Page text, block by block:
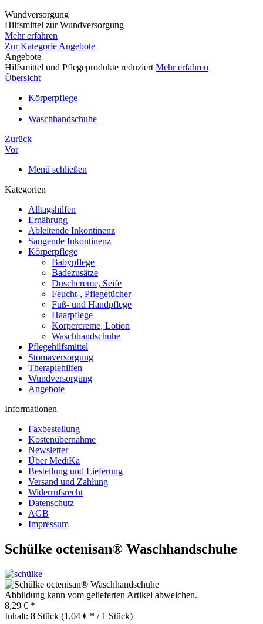
Wundversorgung
Hilfsmittel zur Wundversorgung
Mehr erfahren
Zur Kategorie Angebote
Angebote
Hilfsmittel und Pflegeprodukte reduziert Mehr erfahren
Übersicht
Körperpflege
Waschhandschuhe
Zurück
Vor
Menü schließen
Kategorien
Alltagshilfen
Ernährung
Ableitende Inkontinenz
Saugende Inkontinenz
Körperpflege
Babypflege
Badezusätze
Duschcreme, Seife
Feucht-, Pflegetücher
Fuß- und Handpflege
Haarpflege
Körpercreme, Lotion
Waschhandschuhe
Pflegehilfsmittel
Stomaversorgung
Therapiehilfen
Wundversorgung
Angebote
Informationen
Faxbestellung
Kostenübernahme
Newsletter
Über MediKa
Bestellung und Lieferung
Versand und Zahlung
Widerrufsrecht
Datenschutz
AGB
Impressum
Schülke octenisan® Waschhandschuhe
Abbildung kann vom gelieferten Artikel abweichen.
8,29 € *
Inhalt: 8 Stück (1,04 € * / 1 Stück)